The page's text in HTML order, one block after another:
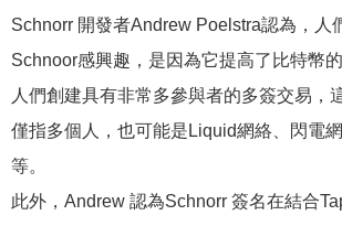
Schnorr 開發者Andrew Poelstra認為，人
Schnoor感興趣，是因為它提高了比特幣
人們創建具有非常多參與者的多簽交易，
僅指多個人，也可能是Liquid網絡、閃電
等。
此外，Andrew 認為Schnorr 簽名在結合